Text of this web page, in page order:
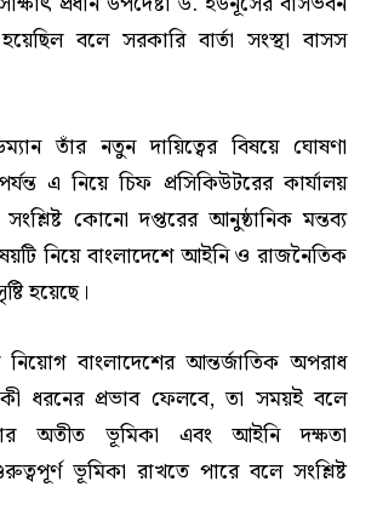
বলে সরকারি বার্তা সংস্থা বাসস
তাঁর নতুন দায়িত্বের বিষয়ে ঘোষণা
এ নিয়ে চিফ প্রসিকিউটরের কার্যালয়
কোনো দপ্তরের আনুষ্ঠানিক মন্তব্য
নিয়ে বাংলাদেশে আইনি ও রাজনৈতিক
হয়েছে।
নিয়োগ বাংলাদেশের আন্তর্জাতিক অপরাধ
কী ধরনের প্রভাব ফেলবে, তা সময়ই বলে
অতীত ভূমিকা এবং আইনি দক্ষতা
ভূমিকা রাখতে পারে বলে সংশ্লিষ্ট